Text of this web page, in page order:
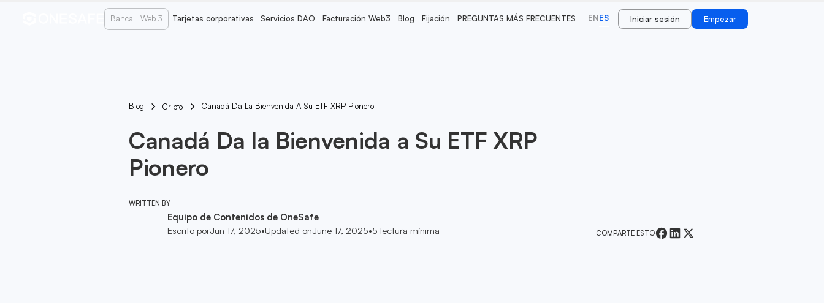
Banca Web 3 Tarjetas corporativas Servicios DAO Facturación Web3 Blog Fijación PREGUNTAS MÁS FRECUENTES ENES Iniciar sesión Empezar
Blog Cripto Canadá Da La Bienvenida A Su ETF XRP Pionero
Canadá Da la Bienvenida a Su ETF XRP
Pionero
WRITTEN BY
Equipo de Contenidos de OneSafe
Escrito porJun 17, 2025•Updated onJune 17, 2025•5 lectura mínima COMPARTE ESTO